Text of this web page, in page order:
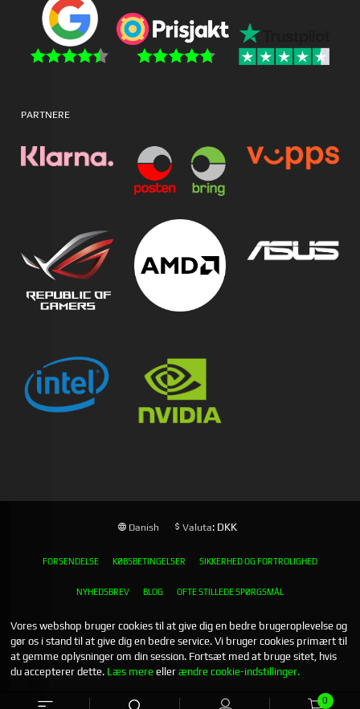
0
PARTNERE
Danish Valuta: DKK
FORSENDELSE KØBSBETINGELSER SIKKERHED OG FORTROLIGHED
NYHEDSBREV BLOG OFTE STILLEDE SPØRGSMÅL
Vores webshop bruger cookies til at give dig en bedre brugeroplevelse og
gør os i stand til at give dig en bedre service. Vi bruger cookies primært til
at gemme oplysninger om din session. Fortsæt med at bruge sitet, hvis
du accepterer dette. Læs mere ellerændre cookie-indstillinger.